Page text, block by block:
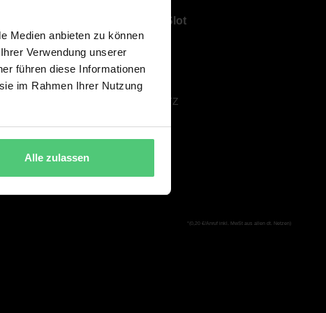
Medien anbieten zu können
Verwendung unserer
führen diese Informationen
im Rahmen Ihrer Nutzung
Alle zulassen
Über ShowSlot
KARRIERE
AGB
DATENSCHUTZ
*(0,20 €/Anruf inkl. MwSt aus allen dt. Netzen)